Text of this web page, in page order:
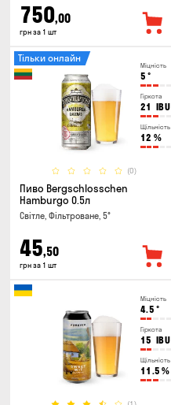
750,00
грн за 1 шт
Міцність
5 °
Гіркота
21 IBU
Щільність
12 %
(0)
Тільки онлайн
Пиво Bergschlosschen
Hamburgo 0.5л
Світле, Фільтроване, 5°
45,50
грн за 1 шт
Міцність
4.5 °
Гіркота
15 IBU
Щільність
11.5 %